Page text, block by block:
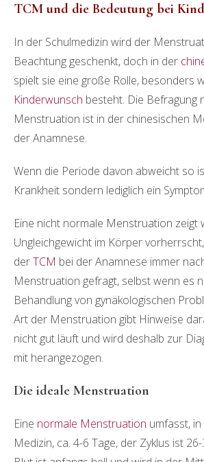
TCM und die Bedeutung bei
In der Schulmedizin wird der
Beachtung geschenkt, doch in der
spielt sie eine große Rolle, besonders
Kinderwunsch besteht. Die Befragung
Menstruation ist in der chinesischen
der Anamnese.
Wenn die Periode davon abweicht so
Krankheit sondern lediglich ein
Eine nicht normale Menstruation zeigt
Ungleichgewicht im Körper
derTCM bei der Anamnese immer
Menstruation gefragt, selbst wenn es
Behandlung von gynäkologischen
Art der Menstruation gibt Hinweise
nicht gut läuft und wird deshalb zur
mit herangezogen.
Die ideale Menstruation
Eine normale Menstruation umfasst,
Medizin, ca. 4-6 Tage, der Zyklus ist